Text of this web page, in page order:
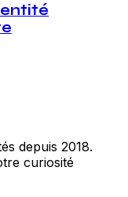
depuis 2018.
curiosité